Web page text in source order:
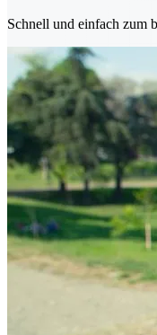
Schnell und einfach zum